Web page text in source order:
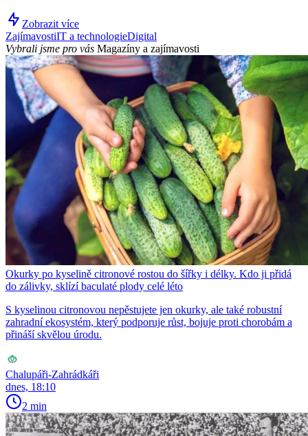
Zobrazit více
ZajímavostiIT a technologieDigital
Vybrali jsme pro vás Magazíny a zajímavosti
Okurky po kyselině citronové rostou do šířky i délky. Kdo ji přidá
do zálivky, sklízí baculaté plody celé léto
S kyselinou citronovou nepěstujete jen okurky, ale také robustní
zahradní ekosystém, který podporuje růst, bojuje proti chorobám a
přináší skvělou úrodu.
Chalupáři-Zahrádkáři
dnes, 18:10
2 min